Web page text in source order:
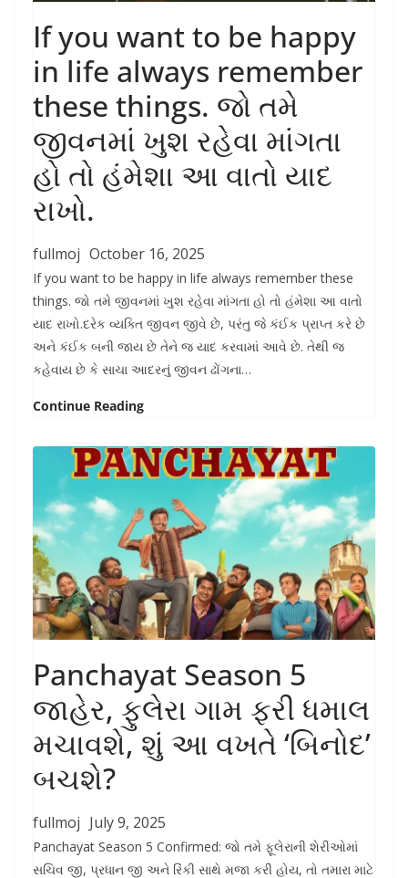
If you want to be happy
in life always remember
these things. જો તમે
જીવનમાં ખુશ રહેવા માંગતા
હો તો હંમેશા આ વાતો યાદ
રાખો.
fullmoj October 16, 2025
If you want to be happy in life always remember these
things. જો તમે જીવનમાં ખુશ રહેવા માંગતા હો તો હંમેશા આ વાતો
યાદ રાખો.દરેક વ્યક્તિ જીવન જીવે છે, પરંતુ જે કંઈક પ્રાપ્ત કરે છે
અને કંઈક બની જાય છે તેને જ યાદ કરવામાં આવે છે. તેથી જ
કહેવાય છે કે સાચા આદરનું જીવન ઢોંગના…
Continue Reading
Panchayat Season 5
જાહેર, ફુલેરા ગામ ફરી ધમાલ
મચાવશે, શું આ વખતે ‘બિનોદ’
બચશે?
fullmoj July 9, 2025
Panchayat Season 5 Confirmed: જો તમે ફૂલેરાની શેરીઓમાં
સચિવ જી, પ્રધાન જી અને રિંકી સાથે મજા કરી હોય, તો તમારા માટે